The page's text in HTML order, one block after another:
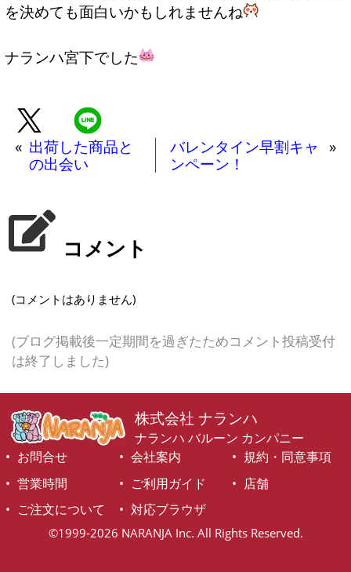
を決めても面白いかもしれませんね
ナランハ宮下でした
« 出荷した商品と
の出会い
バレンタイン早割キャ
ンペーン！
»
コメント
(コメントはありません)
(ブログ掲載後一定期間を過ぎたためコメント投稿受付
は終了しました)
株式会社 ナランハ
ナランハ バルーン カンパニー
お問合せ
会社案内
規約・同意事項
営業時間
ご利用ガイド
店舗
ご注文について
対応ブラウザ
©1999-2026 NARANJA Inc. All Rights Reserved.